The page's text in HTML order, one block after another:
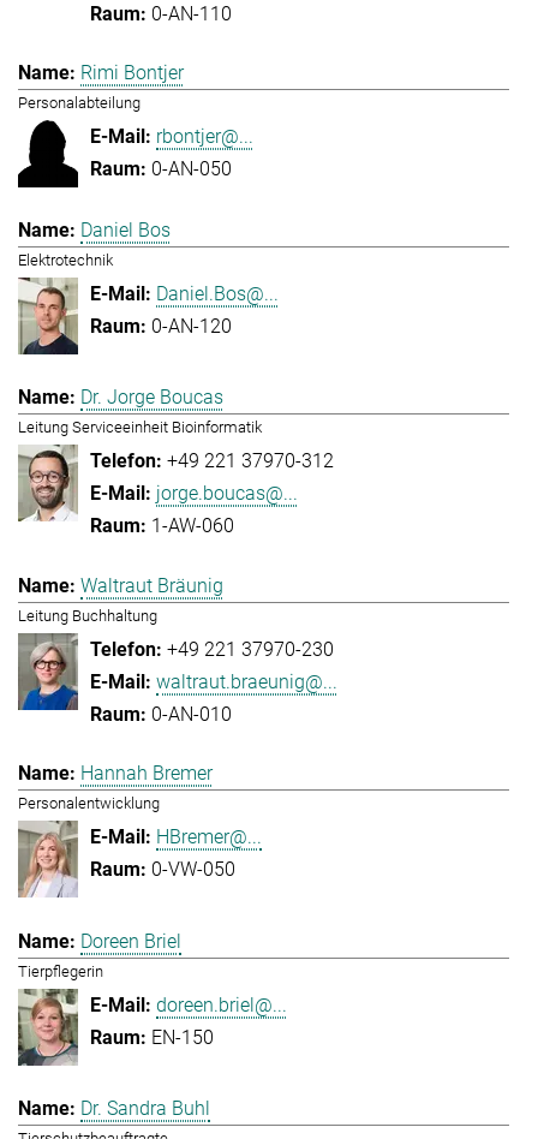
0-AN-110
Rimi Bontjer
Personalabteilung
rbontjer@...
0-AN-050
Daniel Bos
Elektrotechnik
Daniel.Bos@...
0-AN-120
Dr. Jorge Boucas
Leitung Serviceeinheit Bioinformatik
+49 221 37970-312
jorge.boucas@...
1-AW-060
Waltraut Bräunig
Leitung Buchhaltung
+49 221 37970-230
waltraut.braeunig@...
0-AN-010
Hannah Bremer
Personalentwicklung
HBremer@...
0-VW-050
Doreen Briel
Tierpflegerin
doreen.briel@...
EN-150
Dr. Sandra Buhl